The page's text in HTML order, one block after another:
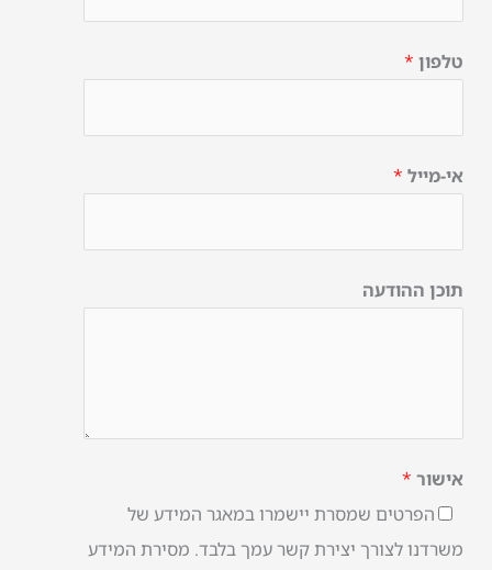
טלפון *
אי-מייל *
תוכן ההודעה
אישור *
הפרטים שמסרת יישמרו במאגר המידע של
משרדנו לצורך יצירת קשר עמך בלבד. מסירת המידע